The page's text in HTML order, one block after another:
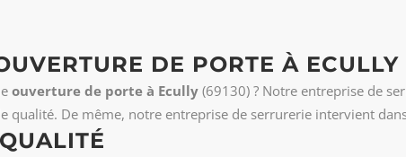
DE PORTE À ECULLY
ouverture de porte à Ecully (69130) ? Notre entreprise de
qualité. De même, notre entreprise de serrurerie intervient